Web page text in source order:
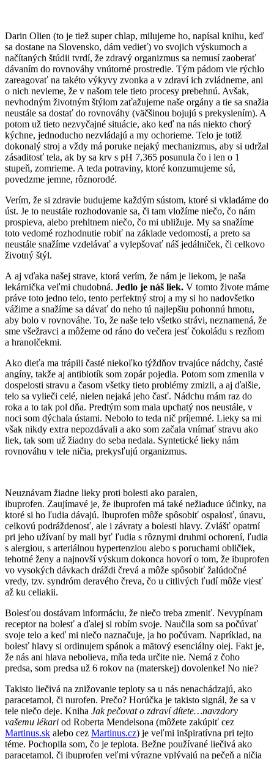
Darin Olien (to je tiež super chlap, milujeme ho, napísal knihu, keď
sa dostane na Slovensko, dám vedieť) vo svojich výskumoch a
načítaných štúdii tvrdí, že zdravý organizmus sa nemusí zaoberať
dávaním do rovnováhy vnútorné prostredie. Tým pádom vie rýchlo
zareagovať na takéto výkyvy zvonka a v zdraví ich zvládneme, ani
o nich nevieme, že v našom tele tieto procesy prebehnú. Avšak,
nevhodným životným štýlom zaťažujeme naše orgány a tie sa snažia
neustále sa dostať do rovnováhy (väčšinou bojujú s prekyslením). A
potom už tieto nezvyčajné situácie, ako keď na nás niekto chorý
kýchne, jednoducho nezvládajú a my ochorieme. Telo je totiž
dokonalý stroj a vždy má poruke nejaký mechanizmus, aby si udržal
zásaditosť tela, ak by sa krv s pH 7,365 posunula čo i len o 1
stupeň, zomrieme. A teda potraviny, ktoré konzumujeme sú,
povedzme jemne, rôznorodé.
Verím, že si zdravie budujeme každým sústom, ktoré si vkladáme do
úst. Je to neustále rozhodovanie sa, či tam vložíme niečo, čo nám
prospieva, alebo prehltnem niečo, čo mi ubližuje. My sa snažíme
toto vedomé rozhodnutie robiť na základe vedomostí, a preto sa
neustále snažíme vzdelávať a vylepšovať náš jedálniček, či celkovo
životný štýl.
A aj vďaka našej strave, ktorá verím, že nám je liekom, je naša
lekárnička veľmi chudobná. Jedlo je náš liek. V tomto živote máme
práve toto jedno telo, tento perfektný stroj a my si ho nadovšetko
vážime a snažíme sa dávať do neho tú najlepšiu pohonnú hmotu,
aby bolo v rovnováhe. To, že naše telo všetko strávi, neznamená, že
sme všežravci a môžeme od ráno do večera jesť čokoládu s rezňom
a hranolčekmi.
Ako dieťa ma trápili časté niekoľko týždňov trvajúce nádchy, časté
angíny, takže aj antibiotík som zopár pojedla. Potom som zmenila v
dospelosti stravu a časom všetky tieto problémy zmizli, a aj ďalšie,
telo sa vylieči celé, nielen nejaká jeho časť. Nádchu mám raz do
roka a to tak pol dňa. Predtým som mala upchatý nos neustále, v
noci som dýchala ústami. Nebolo to teda nič príjemné. Lieky sa mi
však nikdy extra nepozdávali a ako som začala vnímať stravu ako
liek, tak som už žiadny do seba nedala. Syntetické lieky nám
rovnováhu v tele ničia, prekysľujú organizmus.
Neuznávam žiadne lieky proti bolesti ako paralen,
ibuprofen. Zaujímavé je, že ibuprofen má také nežiaduce účinky, na
ktoré si ho ľudia dávajú. Ibuprofen môže spôsobiť ospalosť, únavu,
celkovú podráždenosť, ale i závraty a bolesti hlavy. Zvlášť opatrní
pri jeho užívaní by mali byť ľudia s rôznymi druhmi ochorení, ľudia
s alergiou, s arteriálnou hypertenziou alebo s poruchami obličiek,
tehotné ženy a najnovší výskum dokonca hovorí o tom, že ibuprofen
vo vysokých dávkach dráždi črevá a môže spôsobiť žalúdočné
vredy, tzv. syndróm deravého čreva, čo u citlivých ľudí môže viesť
až ku celiakii.
Bolesťou dostávam informáciu, že niečo treba zmeniť. Nevypínam
receptor na bolesť a ďalej si robím svoje. Naučila som sa počúvať
svoje telo a keď mi niečo naznačuje, ja ho počúvam. Napríklad, na
bolesť hlavy si ordinujem spánok a mätový esenciálny olej. Fakt je,
že nás ani hlava nebolieva, mňa teda určite nie. Nemá z čoho
predsa, som predsa už 6 rokov na (materskej) dovolenke! No nie?
Takisto liečivá na znižovanie teploty sa u nás nenachádzajú, ako
paracetamol, či nurofen. Prečo? Horúčka je takisto signál, že sa v
tele niečo deje. Kniha Jak pečovat o zdraví dítete…navzdory
vašemu lékari od Roberta Mendelsona (môžete zakúpiť cez
Martinus.sk alebo cez Martinus.cz) je veľmi inšpiratívna pri tejto
téme. Pochopila som, čo je teplota. Bežne používané liečivá ako
paracetamol, či ibuprofen veľmi výrazne vplývajú na pečeň a ničia